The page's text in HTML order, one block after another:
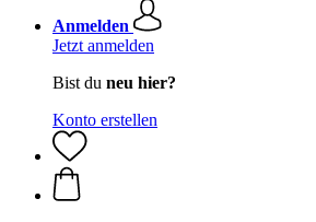
Anmelden
Jetzt anmelden
Bist du neu hier?
Konto erstellen